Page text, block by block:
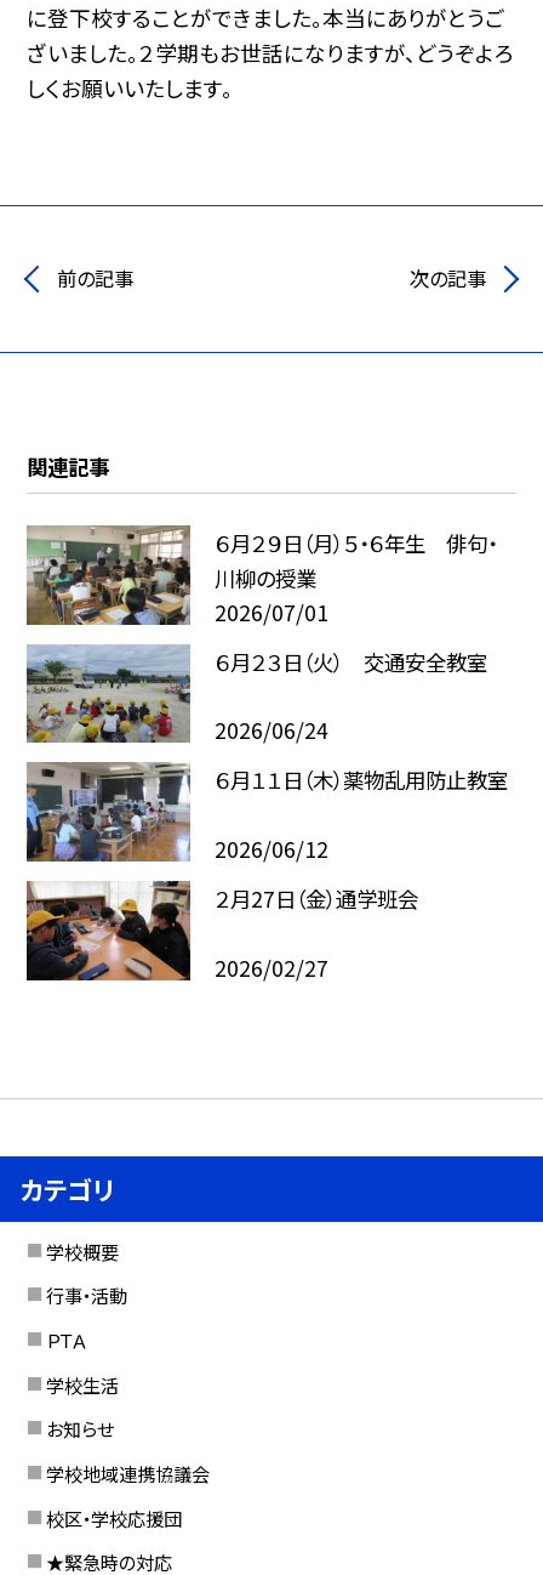
に登下校することができました。本当にありがとうご
ざいました。２学期もお世話になりますが、どうぞよろ
しくお願いいたします。
前の記事 次の記事
関連記事
６月２９日（月）５・６年生 俳句・
川柳の授業
2026/07/01
６月２３日（火） 交通安全教室
2026/06/24
６月１１日（木）薬物乱用防止教室
2026/06/12
２月27日（金）通学班会
2026/02/27
カテゴリ
学校概要
行事・活動
ＰＴＡ
学校生活
お知らせ
学校地域連携協議会
校区・学校応援団
★緊急時の対応